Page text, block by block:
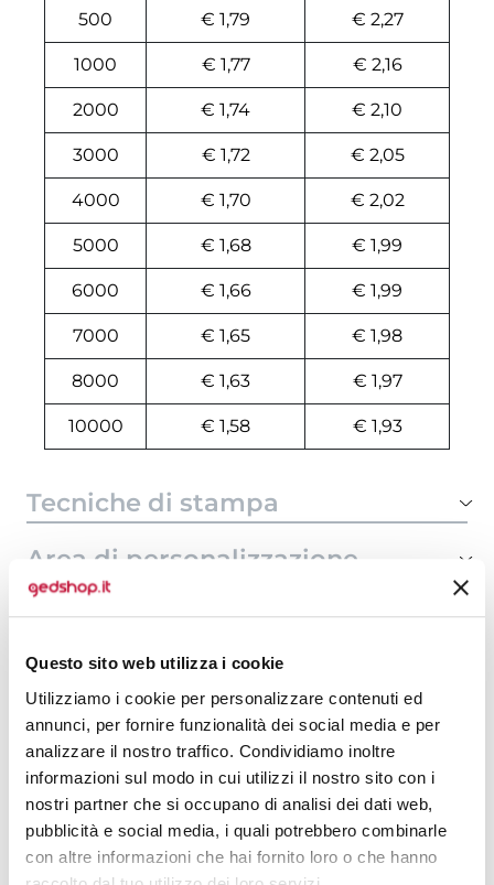
Questo sito web utilizza i cookie
Utilizziamo i cookie per personalizzare contenuti ed
annunci, per fornire funzionalità dei social media e per
analizzare il nostro traffico. Condividiamo inoltre
informazioni sul modo in cui utilizzi il nostro sito con i
nostri partner che si occupano di analisi dei dati web,
pubblicità e social media, i quali potrebbero combinarle
con altre informazioni che hai fornito loro o che hanno
500 € 1,79 € 2,27
1000 € 1,77 € 2,16
2000 € 1,74 € 2,10
3000 € 1,72 € 2,05
4000 € 1,70 € 2,02
5000 € 1,68 € 1,99
6000 € 1,66 € 1,99
7000 € 1,65 € 1,98
8000 € 1,63 € 1,97
10000 € 1,58 € 1,93
Tecniche di stampa
Area di personalizzazione
Domande e risposte
Prodotti alternativi